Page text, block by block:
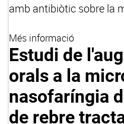
amb antibiòtic sobre la
Més informació
Estudi de
orals a la
nasofaríngia
de rebre